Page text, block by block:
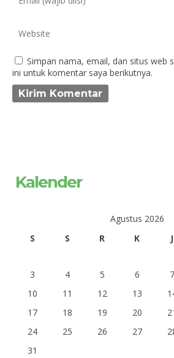
Simpan nama, email, dan situs web
ini untuk komentar saya berikutnya.
Kalender
Agustus 2026
S
S R K J
3
4 5 6 7
10
11 12 13
17
18 19 20
24
25 26 27
31